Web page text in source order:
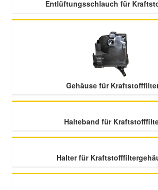
Entlüftungsschlauch für
Gehäuse für
Halteband für
Halter für
Suzuki Ersatzteile
Volvo Ersatzteile